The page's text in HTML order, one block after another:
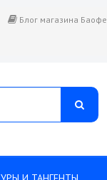
Блог магазина